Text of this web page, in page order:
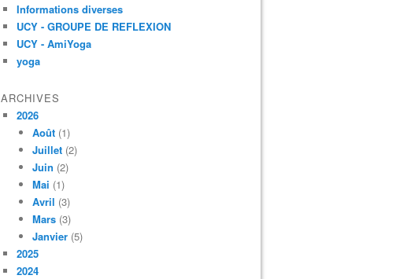
Informations diverses
UCY - GROUPE DE REFLEXION
UCY - AmiYoga
yoga
ARCHIVES
2026
Août (1)
Juillet (2)
Juin (2)
Mai (1)
Avril (3)
Mars (3)
Janvier (5)
2025
2024